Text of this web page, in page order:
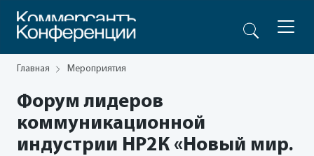
Главная Мероприятия
Форум лидеров
коммуникационной
индустрии НР2К «Новый мир.